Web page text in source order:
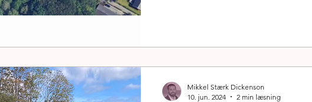
Mikkel Stærk Dickenson
10. jun. 2024
2 min læsning